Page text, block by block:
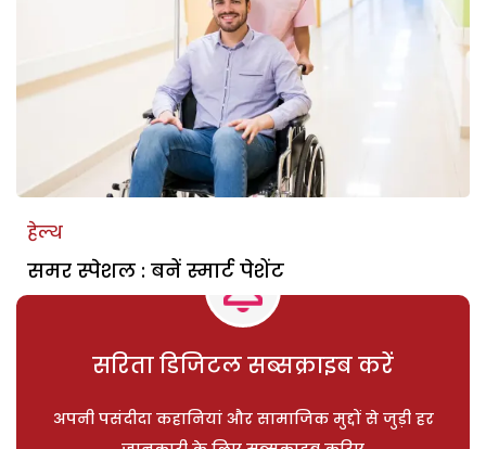
हेल्थ
समर स्पेशल : बनें स्मार्ट पेशेंट
सरिता डिजिटल सब्सक्राइब करें
अपनी पसंदीदा कहानियां और सामाजिक मुद्दों से जुड़ी हर